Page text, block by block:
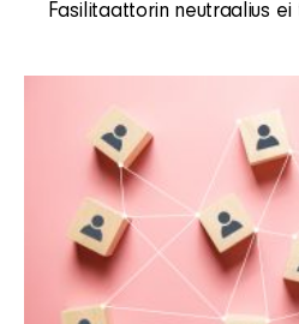
Fasilitaattorin neutraalius